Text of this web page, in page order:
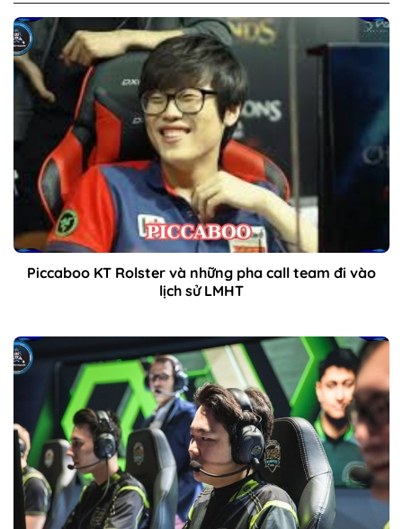
Piccaboo KT Rolster và những pha call team đi vào
lịch sử LMHT